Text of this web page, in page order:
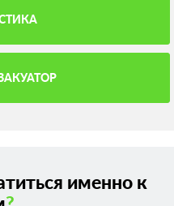
именно к